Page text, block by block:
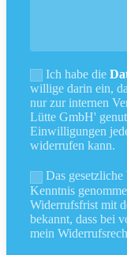
Ich habe die
willige darin ein,
nur zur internen
Lütte GmbH'
Einwilligungen
widerrufen kann.
Das gesetzliche
Kenntnis
Widerrufsfrist mit
bekannt, dass bei
mein